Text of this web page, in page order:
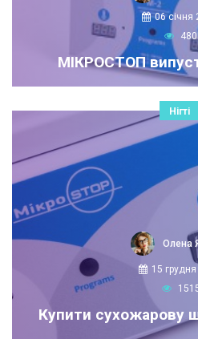
06 січня
МІКРОСТОП
Нігті
Олена
15
Купити сухожарову